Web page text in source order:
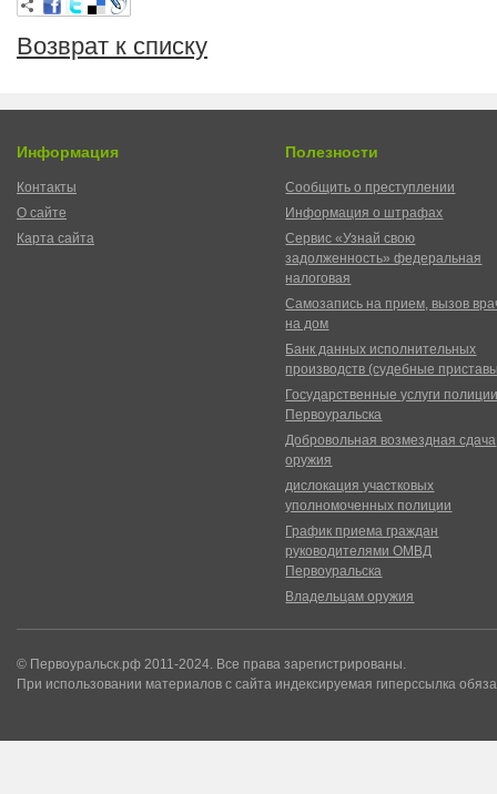
Возврат к списку
Информация
Контакты
О сайте
Карта сайта
Полезности
Сообщить о преступлении
Информация о штрафах
Сервис «Узнай свою
задолженность» федеральная
налоговая
Самозапись на прием, вызов
на дом
Банк данных исполнительных
производств (судебные
Государственные услуги
Первоуральска
Добровольная возмездная сдача
оружия
дислокация участковых
уполномоченных полиции
График приема граждан
руководителями ОМВД
Первоуральска
Владельцам оружия
© Первоуральск.рф 2011-2024. Все права зарегистрированы.
При использовании материалов с сайта индексируемая гиперссылка